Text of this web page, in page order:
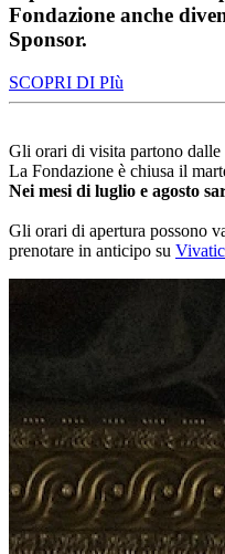
Fondazione anche
Sponsor.
SCOPRI DI PIù
Gli orari di visita partono dalle
La Fondazione è chiusa il
Nei mesi di luglio e agosto
Gli orari di apertura possono
prenotare in anticipo su